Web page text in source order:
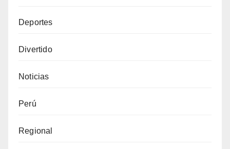
Deportes
Divertido
Noticias
Perú
Regional